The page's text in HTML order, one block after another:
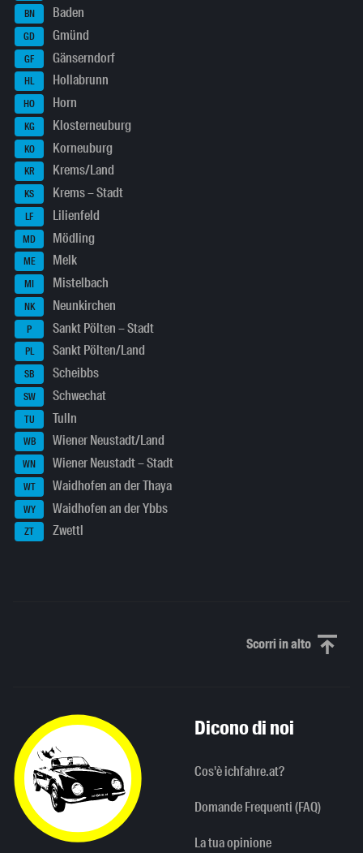
BN Baden
GD Gmünd
GF Gänserndorf
HL Hollabrunn
HO Horn
KG Klosterneuburg
KO Korneuburg
KR Krems/Land
KS Krems – Stadt
LF Lilienfeld
MD Mödling
ME Melk
MI Mistelbach
NK Neunkirchen
P Sankt Pölten – Stadt
PL Sankt Pölten/Land
SB Scheibbs
SW Schwechat
TU Tulln
WB Wiener Neustadt/Land
WN Wiener Neustadt – Stadt
WT Waidhofen an der Thaya
WY Waidhofen an der Ybbs
ZT Zwettl
Scorri in altoScorri in alto
Dicono di noi
Cos'è ichfahre.at?
Domande Frequenti (FAQ)
La tua opinione